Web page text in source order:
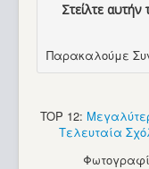
Στείλτε
Παρακαλούμε
TOP 12:
Τελευταία